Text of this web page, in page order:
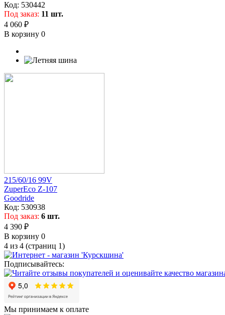
Код: 530442
Под заказ: 11 шт.
4 060 ₽
В корзину 0
215/60/16 99V
ZuperEco Z-107
Goodride
Код: 530938
Под заказ: 6 шт.
4 390 ₽
В корзину 0
4 из 4 (страниц 1)
Подписывайтесь:
Мы принимаем к оплате